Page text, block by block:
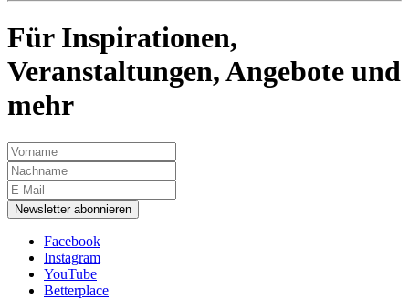
Für Inspirationen,
Veranstaltungen, Angebote und
mehr
Newsletter abonnieren
Facebook
Instagram
YouTube
Betterplace